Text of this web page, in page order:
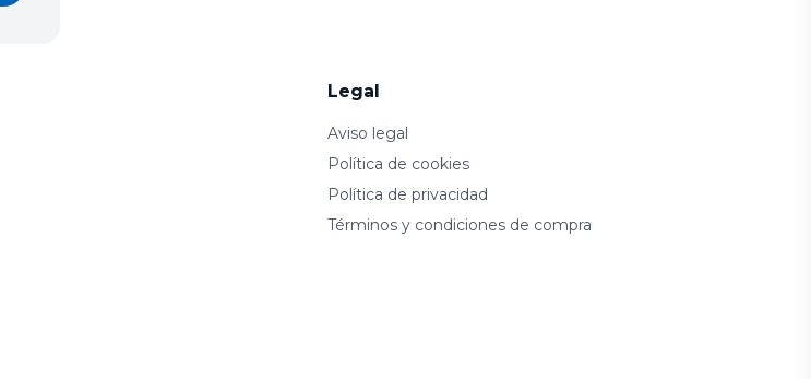
Legal
Aviso legal
Política de cookies
Política de privacidad
Términos y condiciones de compra